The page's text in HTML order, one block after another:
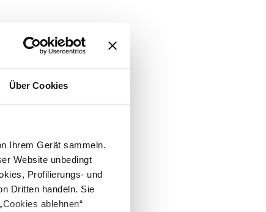
Über Cookies
Ihrem Gerät sammeln.
Website unbedingt
Profilierungs- und
Dritten handeln. Sie
ablehnen“